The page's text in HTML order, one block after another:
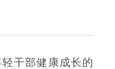
干部健康成长的